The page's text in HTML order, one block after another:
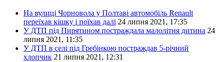
На вулиці Чорновола у Полтаві автомобіль Renault
переїхав кішку і поїхав далі 24 липня 2021, 17:35
У ДТП під Пирятином постраждала малолітня дитина 24
липня 2021, 11:35
У ДТП в селі під Гребінкою постраждав 5-річний
хлопчик 21 липня 2021, 12:31